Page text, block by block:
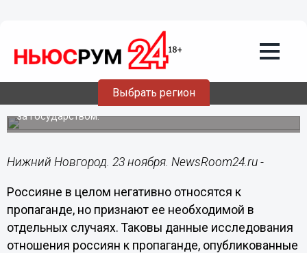
Выбрать регион
Россияне негативно относятся к
пропаганде, но признают ее
необходимой
Большинство признает право заниматься пропагандой
за государством.
Нижний Новгород. 23 ноября. NewsRoom24.ru -
Россияне в целом негативно относятся к
пропаганде, но признают ее необходимой в
отдельных случаях. Таковы данные исследования
отношения россиян к пропаганде, опубликованные